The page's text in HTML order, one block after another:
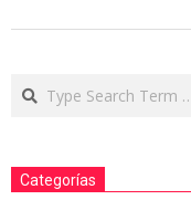
Categorías